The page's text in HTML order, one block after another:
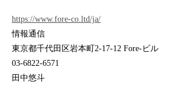
https://www.fore-co.ltd/ja/
情報通信
東京都千代田区岩本町2-17-12 Fore-ビル
03-6822-6571
田中悠斗